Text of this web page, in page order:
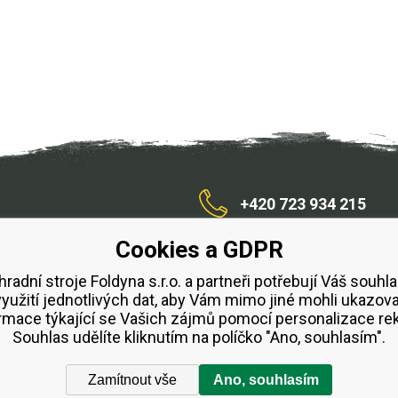
/zahradnístroje
+420 723 934 215
podmínky Splátkový prodej ESSOX
Cookies a GDPR
stroje Foldyna s.r.o. a partneři potřebují Váš
jednotlivých dat, aby Vám mimo jiné mohli
týkající se Vašich zájmů pomocí personalizace
Souhlas udělíte kliknutím na políčko "Ano, souhlasím".
Zamítnout vše Ano, souhlasím